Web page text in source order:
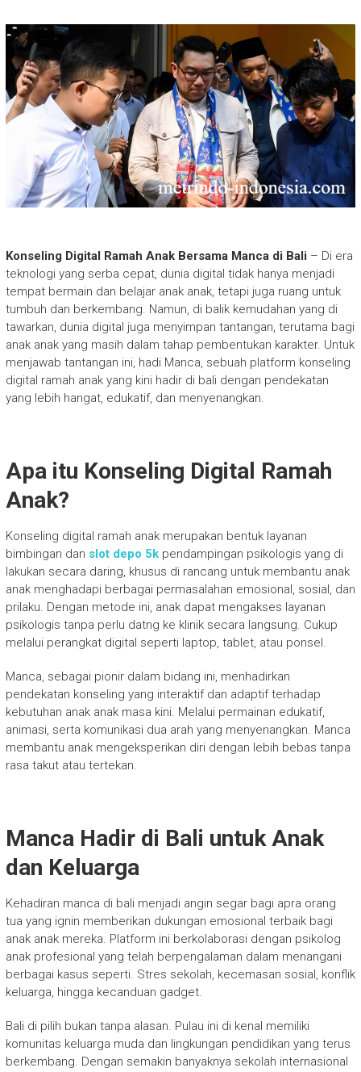
Konseling Digital Ramah Anak Bersama Manca di Bali – Di era
teknologi yang serba cepat, dunia digital tidak hanya menjadi
tempat bermain dan belajar anak anak, tetapi juga ruang untuk
tumbuh dan berkembang. Namun, di balik kemudahan yang di
tawarkan, dunia digital juga menyimpan tantangan, terutama bagi
anak anak yang masih dalam tahap pembentukan karakter. Untuk
menjawab tantangan ini, hadi Manca, sebuah platform konseling
digital ramah anak yang kini hadir di bali dengan pendekatan
yang lebih hangat, edukatif, dan menyenangkan.
Apa itu Konseling Digital Ramah
Anak?
Konseling digital ramah anak merupakan bentuk layanan
bimbingan dan slot depo 5kpendampingan psikologis yang di
lakukan secara daring, khusus di rancang untuk membantu anak
anak menghadapi berbagai permasalahan emosional, sosial, dan
prilaku. Dengan metode ini, anak dapat mengakses layanan
psikologis tanpa perlu datng ke klinik secara langsung. Cukup
melalui perangkat digital seperti laptop, tablet, atau ponsel.
Manca, sebagai pionir dalam bidang ini, menhadirkan
pendekatan konseling yang interaktif dan adaptif terhadap
kebutuhan anak anak masa kini. Melalui permainan edukatif,
animasi, serta komunikasi dua arah yang menyenangkan. Manca
membantu anak mengeksperikan diri dengan lebih bebas tanpa
rasa takut atau tertekan.
Manca Hadir di Bali untuk Anak
dan Keluarga
Kehadiran manca di bali menjadi angin segar bagi apra orang
tua yang ignin memberikan dukungan emosional terbaik bagi
anak anak mereka. Platform ini berkolaborasi dengan psikolog
anak profesional yang telah berpengalaman dalam menangani
berbagai kasus seperti. Stres sekolah, kecemasan sosial, konflik
keluarga, hingga kecanduan gadget.
Bali di pilih bukan tanpa alasan. Pulau ini di kenal memiliki
komunitas keluarga muda dan lingkungan pendidikan yang terus
berkembang. Dengan semakin banyaknya sekolah internasional